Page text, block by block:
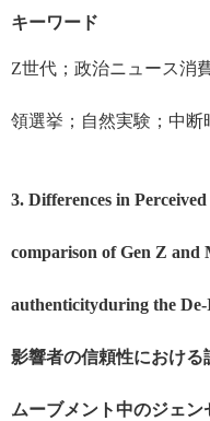
キーワード
Z世代；政治ニュース消
領選挙；自然実験；中
3. Differences in
comparison of Gen Z and
authenticityduring the
影響者の信頼性におけ
ムーブメント中のジェン